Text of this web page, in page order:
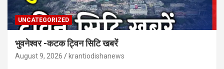
UNCATEGORIZED
भुवनेश्वर -कटक ट्विन सिटि खबरें
August 9, 2026 krantiodishanews